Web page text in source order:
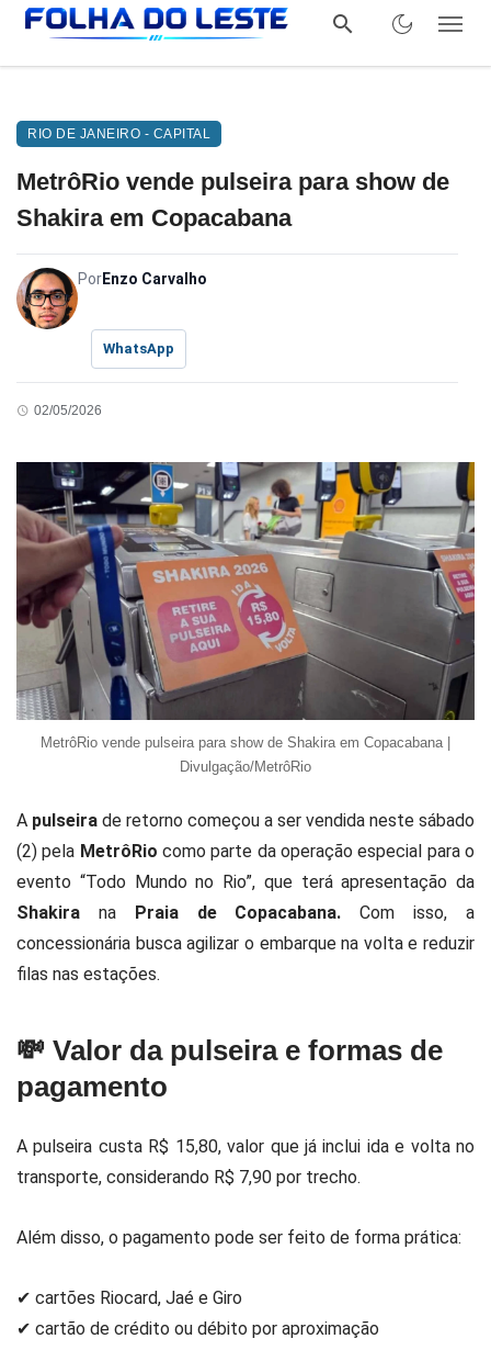
RIO DE JANEIRO - CAPITAL
MetrôRio vende pulseira para show de
Shakira em Copacabana
PorEnzo Carvalho
WhatsApp
02/05/2026
MetrôRio vende pulseira para show de Shakira em Copacabana |
Divulgação/MetrôRio
A pulseira de retorno começou a ser vendida neste sábado
(2) pela MetrôRio como parte da operação especial para o
evento “Todo Mundo no Rio”, que terá apresentação da
Shakira na Praia de Copacabana. Com isso, a
concessionária busca agilizar o embarque na volta e reduzir
filas nas estações.
💸 Valor da pulseira e formas de
pagamento
A pulseira custa R$ 15,80, valor que já inclui ida e volta no
transporte, considerando R$ 7,90 por trecho.
Além disso, o pagamento pode ser feito de forma prática:
✔ cartões Riocard, Jaé e Giro
✔ cartão de crédito ou débito por aproximação